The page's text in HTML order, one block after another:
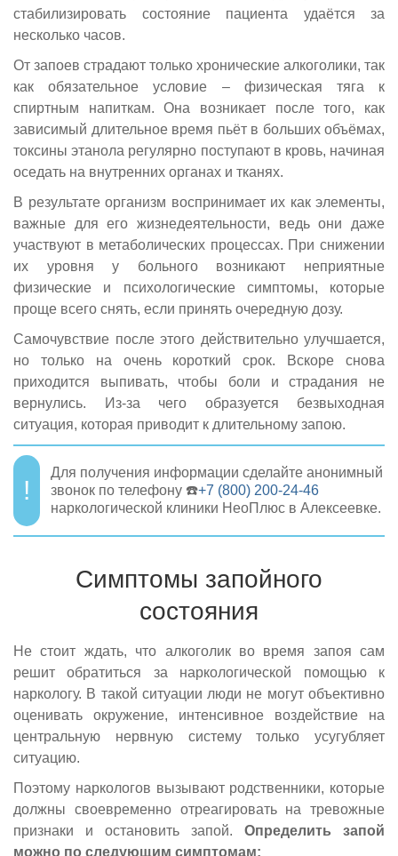
стабилизировать состояние пациента удаётся за
несколько часов.
От запоев страдают только хронические алкоголики, так
как обязательное условие – физическая тяга к
спиртным напиткам. Она возникает после того, как
зависимый длительное время пьёт в больших объёмах,
токсины этанола регулярно поступают в кровь, начиная
оседать на внутренних органах и тканях.
В результате организм воспринимает их как элементы,
важные для его жизнедеятельности, ведь они даже
участвуют в метаболических процессах. При снижении
их уровня у больного возникают неприятные
физические и психологические симптомы, которые
проще всего снять, если принять очередную дозу.
Самочувствие после этого действительно улучшается,
но только на очень короткий срок. Вскоре снова
приходится выпивать, чтобы боли и страдания не
вернулись. Из-за чего образуется безвыходная
ситуация, которая приводит к длительному запою.
Для получения информации сделайте анонимный
звонок по телефону ☎️+7 (800) 200-24-46
наркологической клиники НеоПлюс в Алексеевке.
Симптомы запойного
состояния
Не стоит ждать, что алкоголик во время запоя сам
решит обратиться за наркологической помощью к
наркологу. В такой ситуации люди не могут объективно
оценивать окружение, интенсивное воздействие на
центральную нервную систему только усугубляет
ситуацию.
Поэтому наркологов вызывают родственники, которые
должны своевременно отреагировать на тревожные
признаки и остановить запой. Определить запой
можно по следующим симптомам: